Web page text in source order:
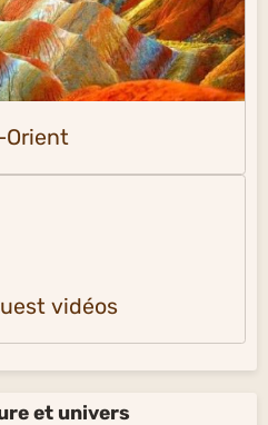
Orient
vidéos
et univers